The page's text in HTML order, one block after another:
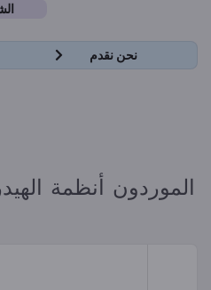
نحن نقدم
الموردون أنظمة